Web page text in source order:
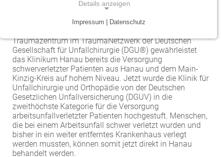
Vereinbarkeit von Beruf und Leben
Mitarbeitervorteile
Kinder- und Jugendmedizin
Neurologie
Psychiatrie und Psychotherapie
Anästhesiologie, operative Intensivmedizin und
Schmerztherapie
Gynäkologie und Geburtshilfe
Hals-, Nase- und Ohren-Erkrankungen
Traumazentrum
Tumorzentrum
Viszeralonkologisches Zentrum (Darm, Pankreas)
Vorhofflimmerzentrum
Zentrum für Arbeitsmedizin, Arbeitssicherheit und
Brandschutz
Zentrum für Kinderdiabetes (DDG)
Patientenfürsprecher
Physiotherapie
Seelsorge
Soziale Dienste
Alle Kliniken, Fachbereiche und Zentren
Behandlung von schweren Arbeitsunfällen an.
Traumazentrum im TraumaNetzwerk der Deutschen
Gesellschaft für Unfallchirurgie (DGU®) gewährleistet
das Klinikum Hanau bereits die Versorgung
schwerverletzter Patienten aus Hanau und dem Main-
Kinzig-Kreis auf hohem Niveau. Jetzt wurde die Klinik für
Unfallchirurgie und Orthopädie von der Deutschen
Gesetzlichen Unfallversicherung (DGUV) in die
zweithöchste Kategorie für die Versorgung
arbeitsunfallverletzter Patienten hochgestuft. Menschen,
die bei einem Arbeitsunfall schwer verletzt wurden und
bisher in ein weiter entferntes Krankenhaus verlegt
werden mussten, können somit jetzt direkt in Hanau
behandelt werden.
Details anzeigen
Notwendige Cookies ermöglichen grundlegende
Funktionen und sind für die einwandfreie Funktion
der Website erforderlich.
Einverständnis-Cookie
Name:
cookie_consent
Zweck:
Dieser Cookie speichert die ausgewählten
Impressum | Datenschutz